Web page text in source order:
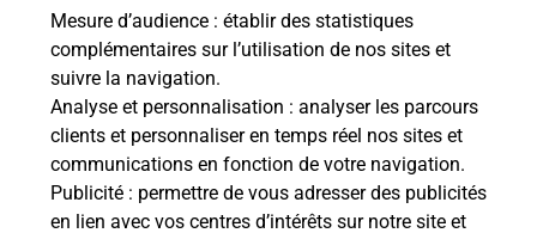
Mesure d’audience : établir des statistiques
complémentaires sur l’utilisation de nos sites et
suivre la navigation.
Analyse et personnalisation : analyser les parcours
clients et personnaliser en temps réel nos sites et
communications en fonction de votre navigation.
Publicité : permettre de vous adresser des publicités
en lien avec vos centres d’intérêts sur notre site et
Recherchez un autre point de contact
Questions fréquemment posées